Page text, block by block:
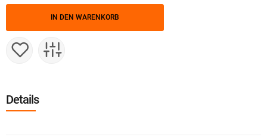
IN DEN WARENKORB
Details